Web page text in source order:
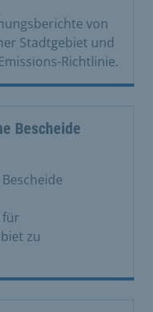
von
Stadtgebiet und
Richtlinie.
Bescheide
für
zu